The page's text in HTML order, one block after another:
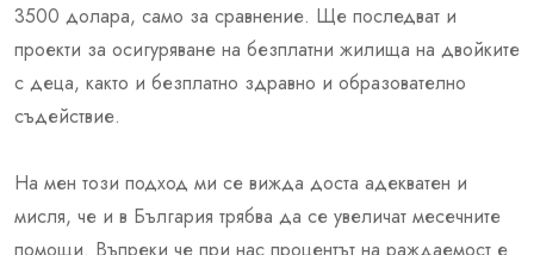
3500 долара, само за сравнение. Ще последват и
проекти за осигуряване на безплатни жилища на двойките
с деца, както и безплатно здравно и образователно
съдействие.
На мен този подход ми се вижда доста адекватен и
мисля, че и в България трябва да се увеличат месечните
помощи. Въпреки че при нас процентът на раждаемост е